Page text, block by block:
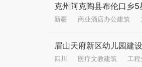
克州阿克陶县布伦口乡5
新疆 商业酒店办公建筑
眉山天府新区幼儿园建设
四川 医疗文教建筑 工